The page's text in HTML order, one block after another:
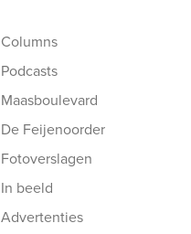
Columns
Podcasts
Maasboulevard
De Feijenoorder
Fotoverslagen
In beeld
Advertenties